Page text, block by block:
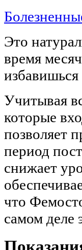
Это
время
избавишься
Учитывая
которые
позволяет
период
снижает
что
самом деле